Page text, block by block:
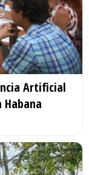
Artificial